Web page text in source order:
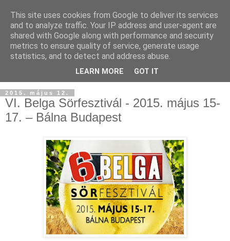
2015. május 12.
VI. Belga Sörfesztivál - 2015. május 15-
17. – Bálna Budapest
This site uses cookies from Google to deliver its services
and to analyze traffic. Your IP address and user-agent are
shared with Google along with performance and security
metrics to ensure quality of service, generate usage
statistics, and to detect and address abuse.
LEARN MORE GOT IT